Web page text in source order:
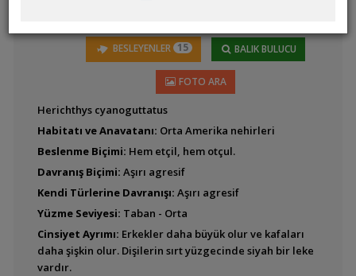
Amatitlania siquia
Amatitlania sp.
'Honduran Red Point'
Amphilophus alfari
BESLEYENLER 15 BALIK BULUCU
FOTO ARA
Herichthys cyanoguttatus
Habitatı ve Anavatanı: Orta Amerika nehirleri
Beslenme Biçimi: Hem etçil, hem otçul.
Davranış Biçimi: Aşırı agresif
Kendi Türlerine Davranışı: Aşırı agresif
Yüzme Seviyesi: Taban - Orta
Cinsiyet Ayrımı: Erkekler daha büyük olur ve kafaları
daha şişkin olur. Dişilerin sırt yüzgecinde siyah bir leke
vardır.